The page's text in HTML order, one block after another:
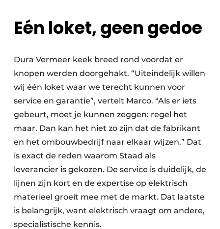
Eén loket, geen gedoe
Dura Vermeer keek breed rond voordat er
knopen werden doorgehakt. “Uiteindelijk willen
wij één loket waar we terecht kunnen voor
service en garantie”, vertelt Marco. “Als er iets
gebeurt, moet je kunnen zeggen: regel het
maar. Dan kan het niet zo zijn dat de fabrikant
en het ombouwbedrijf naar elkaar wijzen.” Dat
is exact de reden waarom Staad als
leverancier is gekozen. De service is duidelijk, de
lijnen zijn kort en de expertise op elektrisch
materieel groeit mee met de markt. Dat laatste
is belangrijk, want elektrisch vraagt om andere,
specialistische kennis.